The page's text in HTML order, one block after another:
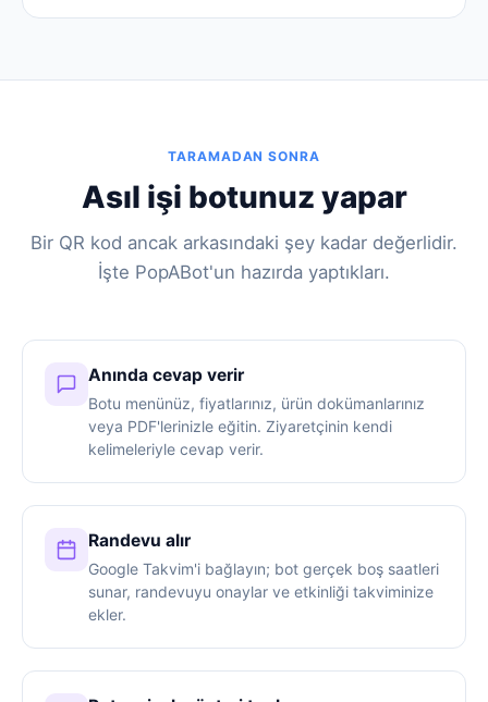
TARAMADAN SONRA
Asıl işi botunuz yapar
Bir QR kod ancak arkasındaki şey kadar değerlidir.
İşte PopABot'un hazırda yaptıkları.
Anında cevap verir
Botu menünüz, fiyatlarınız, ürün dokümanlarınız
veya PDF'lerinizle eğitin. Ziyaretçinin kendi
kelimeleriyle cevap verir.
Randevu alır
Google Takvim'i bağlayın; bot gerçek boş saatleri
sunar, randevuyu onaylar ve etkinliği takviminize
ekler.